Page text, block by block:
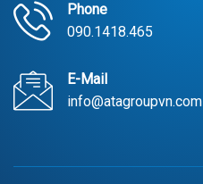
Phone
090.1418.465
E-Mail
info@atagroupvn.com